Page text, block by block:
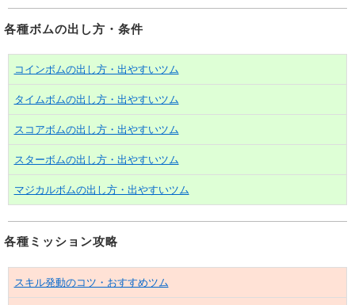
各種ボムの出し方・条件
コインボムの出し方・出やすいツム
タイムボムの出し方・出やすいツム
スコアボムの出し方・出やすいツム
スターボムの出し方・出やすいツム
マジカルボムの出し方・出やすいツム
各種ミッション攻略
スキル発動のコツ・おすすめツム